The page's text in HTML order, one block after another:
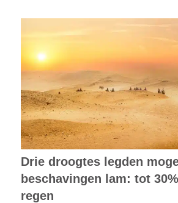
Drie droogtes legden
beschavingen lam: tot
regen